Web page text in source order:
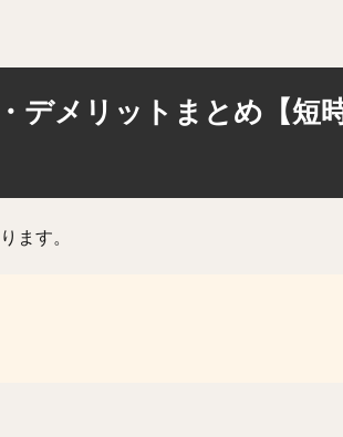
デメリットまとめ【短
ます。